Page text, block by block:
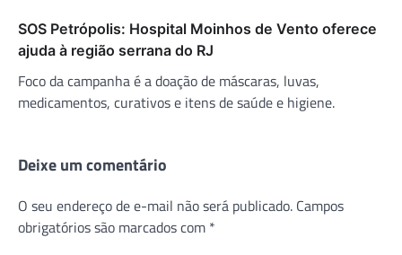
SOS Petrópolis: Hospital Moinhos de Vento oferece
ajuda à região serrana do RJ
Foco da campanha é a doação de máscaras, luvas,
medicamentos, curativos e itens de saúde e higiene.
Deixe um comentário
O seu endereço de e-mail não será publicado. Campos
obrigatórios são marcados com *